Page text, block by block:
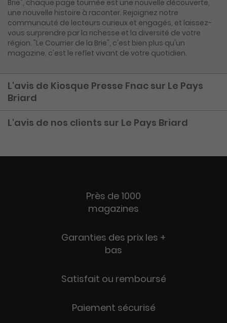
Brie", chaque page tournée est une nouvelle découverte,
une nouvelle histoire à raconter. Rejoignez notre
communauté de lecteurs curieux et engagés, et laissez-
vous surprendre par la richesse et la diversité de votre
région. "Le Courrier de la Brie", c'est bien plus qu'un
magazine, c'est le reflet vivant de votre quotidien.
L'avis de Kiosque Presse Fnac sur Le Pays
Briard
L'avis de nos clients sur Le Pays Briard
Près de 1000
magazines
Garanties des prix les +
bas
Satisfait ou remboursé
Paiement sécurisé